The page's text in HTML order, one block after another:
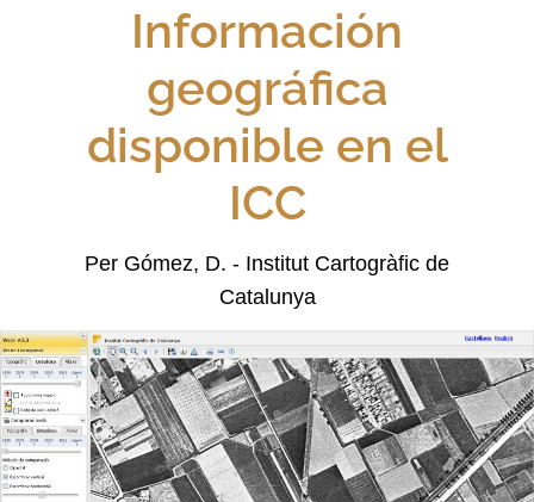
Información
geográfica
disponible en el
ICC
Per Gómez, D. - Institut Cartogràfic de
Catalunya